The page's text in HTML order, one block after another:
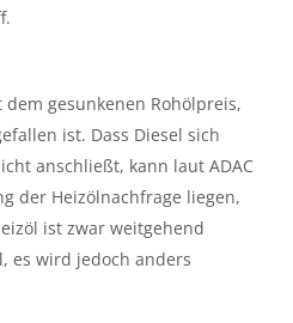
gesunkenen Rohölpreis,
ist. Dass Diesel sich
anschließt, kann laut ADAC
der Heizölnachfrage liegen,
ist zwar weitgehend
es wird jedoch anders